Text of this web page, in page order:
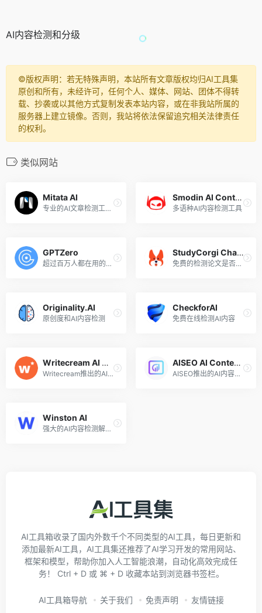
AI内容检测和分级
©️版权声明：若无特殊声明，本站所有文章版权均归AI工具集
原创和所有，未经许可，任何个人、媒体、网站、团体不得转
载、抄袭或以其他方式复制发表本站内容，或在非我站所属的
服务器上建立镜像。否则，我站将依法保留追究相关法律责任
的权利。
类似网站
Mitata AI
专业的AI文章检测工具，能识别文章是否由AI生成
Smodin AI Content Detector
多语种AI内容检测工具
GPTZero
超过百万人都在用的免费AI内容检测工具
StudyCorgi ChatGPT Detector
免费的检测论文是否由ChatGPT生成的工具
Originality.AI
原创度和AI内容检测
CheckforAI
免费在线检测AI内容
Writecream AI Content Detector
Writecream推出的AI内容检测工具
AISEO AI Content Detector
AISEO推出的AI内容检测器
Winston AI
强大的AI内容检测解决方案
AI工具箱收录了国内外数千个不同类型的AI工具，每日更新和
添加最新AI工具，AI工具集还推荐了AI学习开发的常用网站、
框架和模型，帮助你加入人工智能浪潮，自动化高效完成任
务！ Ctrl + D 或 ⌘ + D 收藏本站到浏览器书签栏。
AI工具箱导航 关于我们 免责声明 友情链接